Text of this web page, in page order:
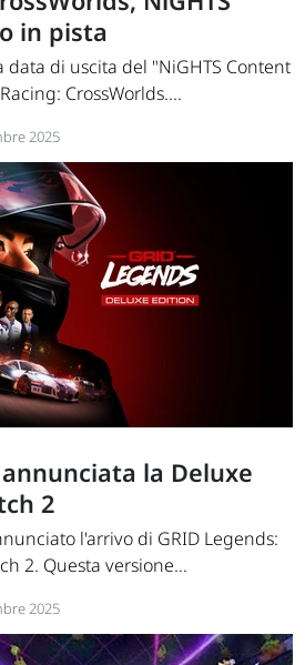
in pista
di uscita del "NiGHTS Content
CrossWorlds....
2025
la Deluxe
2
l'arrivo di GRID Legends:
2. Questa versione...
2025